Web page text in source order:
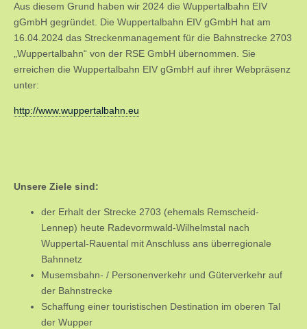
Aus diesem Grund haben wir 2024 die Wuppertalbahn EIV
gGmbH gegründet. Die Wuppertalbahn EIV gGmbH hat am
16.04.2024 das Streckenmanagement für die Bahnstrecke 2703
„Wuppertalbahn“ von der RSE GmbH übernommen. Sie
erreichen die Wuppertalbahn EIV gGmbH auf ihrer Webpräsenz
unter:
http://www.wuppertalbahn.eu
Unsere Ziele sind:
der Erhalt der Strecke 2703 (ehemals Remscheid-
Lennep) heute Radevormwald-Wilhelmstal nach
Wuppertal-Rauental mit Anschluss ans überregionale
Bahnnetz
Musemsbahn- / Personenverkehr und Güterverkehr auf
der Bahnstrecke
Schaffung einer touristischen Destination im oberen Tal
der Wupper